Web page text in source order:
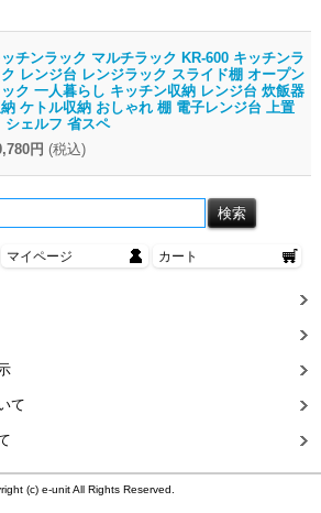
チンラック マルチラック KR-600 キッチンラ
ク レンジ台 レンジラック スライド棚 オープン
ク 一人暮らし キッチン収納 レンジ台 炊飯器
ケトル収納 おしゃれ 棚 電子レンジ台 上置
シェルフ 省スペ
円 (税込)
マイページ カート
て
(c) e-unit All Rights Reserved.